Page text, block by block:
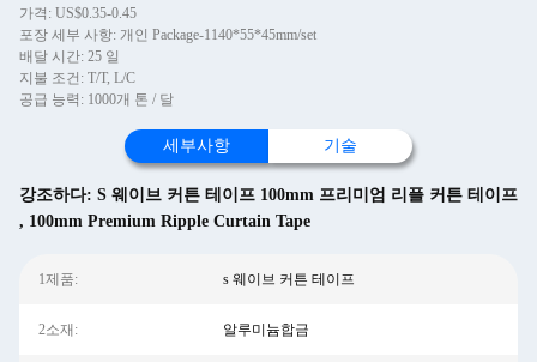
가격: US$0.35-0.45
포장 세부 사항: 개인 Package-1140*55*45mm/set
배달 시간: 25 일
지불 조건: T/T, L/C
공급 능력: 1000개 톤 / 달
세부사항 기술
강조하다: S 웨이브 커튼 테이프 100mm 프리미엄 리플 커튼 테이프
, 100mm Premium Ripple Curtain Tape
1제품: s 웨이브 커튼 테이프
2소재: 알루미늄합금